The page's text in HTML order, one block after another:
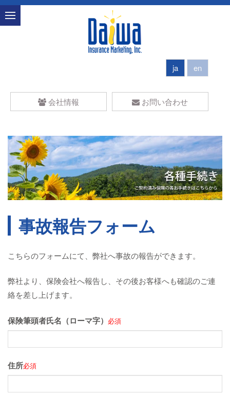
ja en
会社情報 お問い合わせ
事故報告フォーム
こちらのフォームにて、弊社へ事故の報告ができます。
弊社より、保険会社へ報告し、その後お客様へも確認のご連
絡を差し上げます。
保険筆頭者氏名（ローマ字） 必須
住所必須